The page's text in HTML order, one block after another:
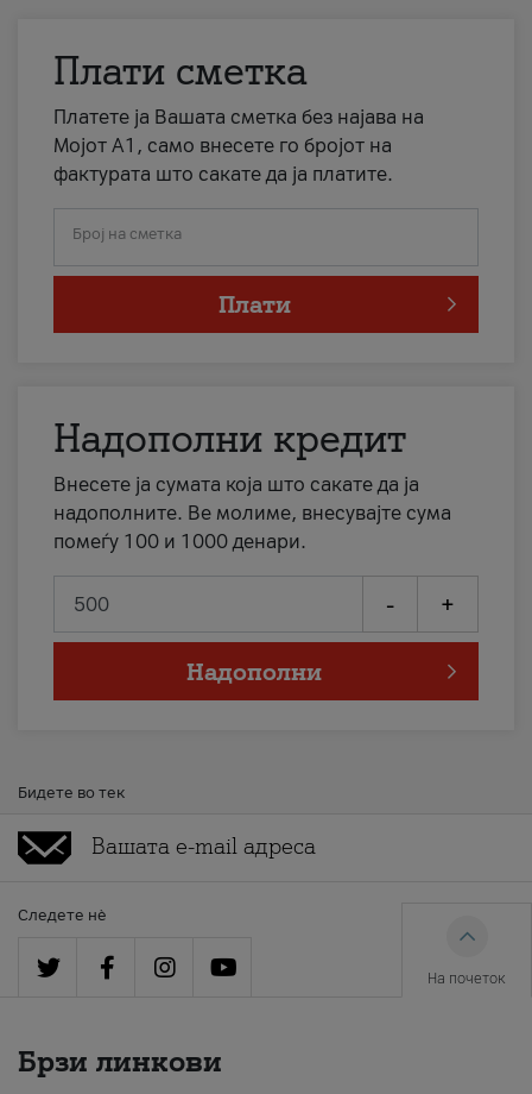
Плати сметка
Платете ја Вашата сметка без најава на
Мојот А1, само внесете го бројот на
фактурата што сакате да ја платите.
Број на сметка
Плати
Надополни кредит
Внесете ја сумата која што сакате да ја
надополните. Ве молиме, внесувајте сума
помеѓу 100 и 1000 денари.
- +
Надополни
Бидете во тек
Следете нè
На почеток
Брзи линкови